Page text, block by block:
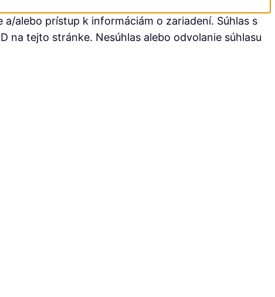
alebo prístup k informáciám o zariadení. Súhlas s
na tejto stránke. Nesúhlas alebo odvolanie súhlasu